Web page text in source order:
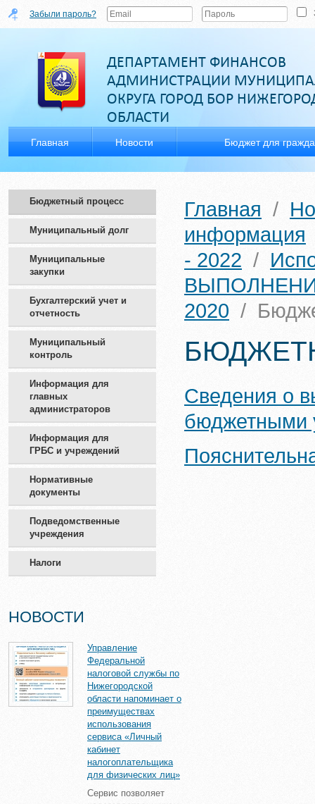
Бюджетный процесс
Муниципальный долг
Муниципальные
закупки
Бухгалтерский учет и
отчетность
Муниципальный
контроль
Информация для
главных
администраторов
Информация для
ГРБС и учреждений
Нормативные
документы
Подведомственные
учреждения
Налоги
НОВОСТИ
Управление
Федеральной
налоговой службы по
Нижегородской
области напоминает о
преимуществах
использования
сервиса «Личный
кабинет
налогоплательщика
для физических лиц»
Сервис позволяет
Главная /
информация
- 2022 /
2020 /
Сведения о
бюджетными
Забыли пароль?
ДЕПАРТАМЕНТ ФИНАНСОВ
АДМИНИСТРАЦИИ
ОКРУГА ГОРОД БОР
ОБЛАСТИ
Главная Новости Бюджет для